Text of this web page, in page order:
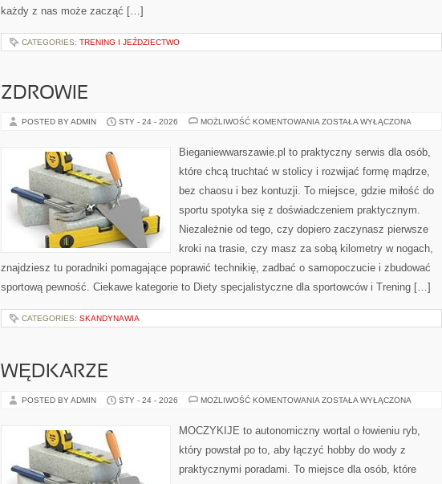
każdy z nas może zacząć […]
CATEGORIES: TRENING I JEŹDZIECTWO
ZDROWIE
POSTED BY ADMIN STY - 24 - 2026 MOŻLIWOŚĆ KOMENTOWANIA ZDROWIE
ZOSTAŁA WYŁĄCZONA
Bieganiewwarszawie.pl to praktyczny serwis dla osób,
które chcą truchtać w stolicy i rozwijać formę mądrze,
bez chaosu i bez kontuzji. To miejsce, gdzie miłość do
sportu spotyka się z doświadczeniem praktycznym.
Niezależnie od tego, czy dopiero zaczynasz pierwsze
kroki na trasie, czy masz za sobą kilometry w nogach,
znajdziesz tu poradniki pomagające poprawić technikię, zadbać o samopoczucie i zbudować
sportową pewność. Ciekawe kategorie to Diety specjalistyczne dla sportowców i Trening […]
CATEGORIES: SKANDYNAWIA
WĘDKARZE
POSTED BY ADMIN STY - 24 - 2026 MOŻLIWOŚĆ KOMENTOWANIA WĘDKARZE
ZOSTAŁA WYŁĄCZONA
MOCZYKIJE to autonomiczny wortal o łowieniu ryb,
który powstał po to, aby łączyć hobby do wody z
praktycznymi poradami. To miejsce dla osób, które